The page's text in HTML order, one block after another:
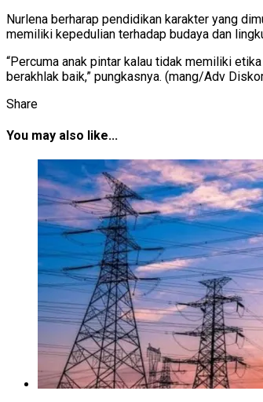
Nurlena berharap pendidikan karakter yang
memiliki kepedulian terhadap budaya dan
“Percuma anak pintar kalau tidak memiliki
berakhlak baik,” pungkasnya. (mang/Adv
Share
You may also like...